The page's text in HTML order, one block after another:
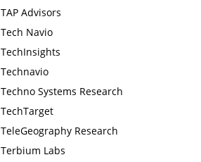
TAP Advisors
Tech Navio
TechInsights
Technavio
Techno Systems Research
TechTarget
TeleGeography Research
Terbium Labs